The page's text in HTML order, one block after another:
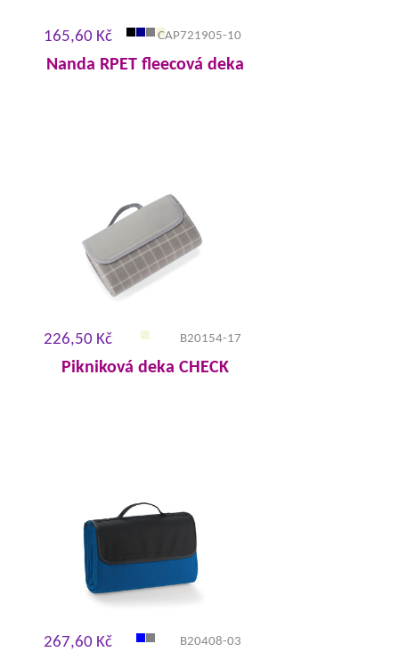
165,60 Kč CAP721905-10
Nanda RPET fleecová deka
226,50 Kč B20154-17
Pikniková deka CHECK
267,60 Kč B20408-03